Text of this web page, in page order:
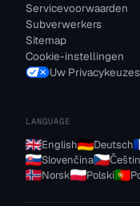
Servicevoorwaarden
Subverwerkers
Sitemap
Cookie-instellingen
Uw Privacykeuzes
LANGUAGE
English Deutsch
Slovenčina
Norsk
Polski